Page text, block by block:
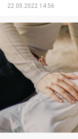
22.05.2022 14:56